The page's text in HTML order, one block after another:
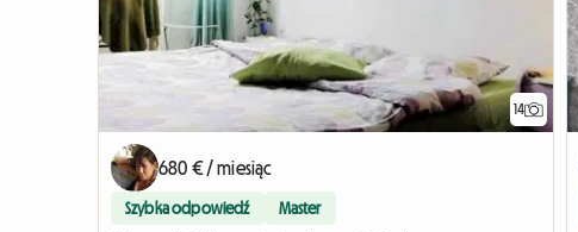
14
680 € / miesiąc
Szybka odpowiedź Master